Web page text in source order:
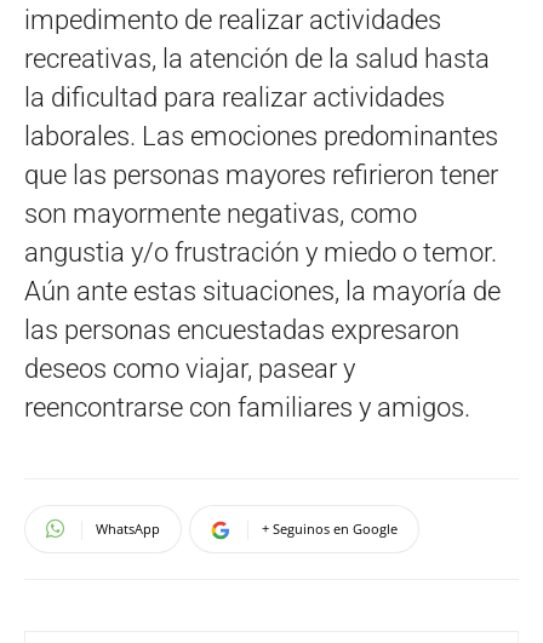
impedimento de realizar actividades
recreativas, la atención de la salud hasta
la dificultad para realizar actividades
laborales. Las emociones predominantes
que las personas mayores refirieron tener
son mayormente negativas, como
angustia y/o frustración y miedo o temor.
Aún ante estas situaciones, la mayoría de
las personas encuestadas expresaron
deseos como viajar, pasear y
reencontrarse con familiares y amigos.
WhatsApp + Seguinos en Google